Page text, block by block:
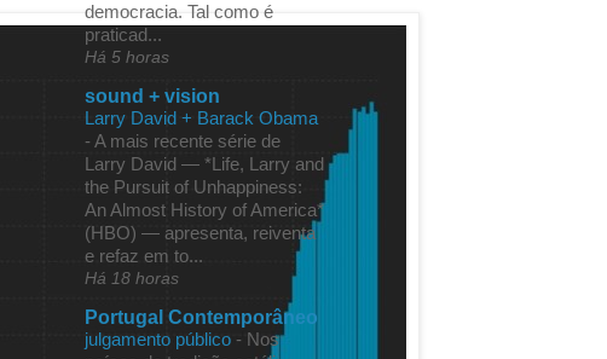
democracia. Tal como é
praticad...
Há 5 horas
sound + vision
Larry David + Barack Obama
- A mais recente série de
Larry David — *Life, Larry and
the Pursuit of Unhappiness:
An Almost History of America*
(HBO) — apresenta, reiventa
e refaz em to...
Há 18 horas
Portugal Contemporâneo
julgamento público - Nos